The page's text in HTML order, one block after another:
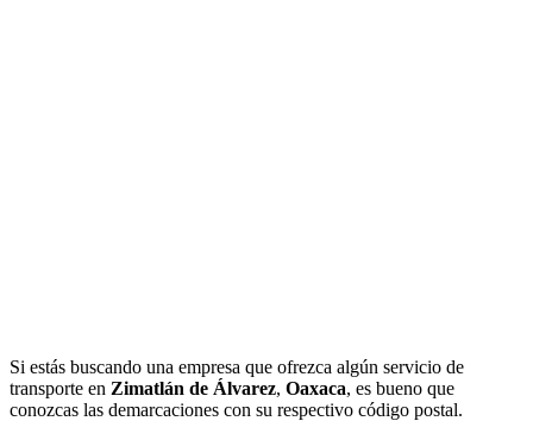
Si estás buscando una empresa que ofrezca algún servicio de
transporte en Zimatlán de Álvarez, Oaxaca, es bueno que
conozcas las demarcaciones con su respectivo código postal.